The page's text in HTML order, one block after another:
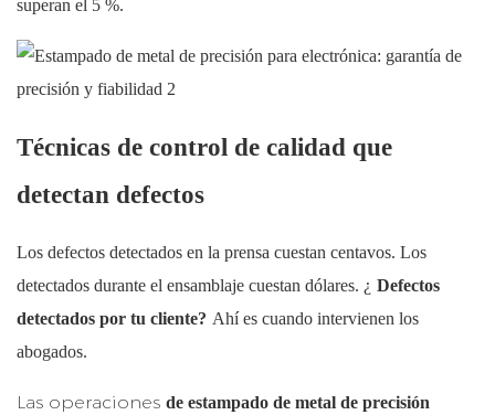
superan el 5 %.
Técnicas de control de calidad que
detectan defectos
Los defectos detectados en la prensa cuestan centavos. Los
detectados durante el ensamblaje cuestan dólares. ¿ Defectos
detectados por tu cliente? Ahí es cuando intervienen los
abogados.
Las operaciones de estampado de metal de precisión